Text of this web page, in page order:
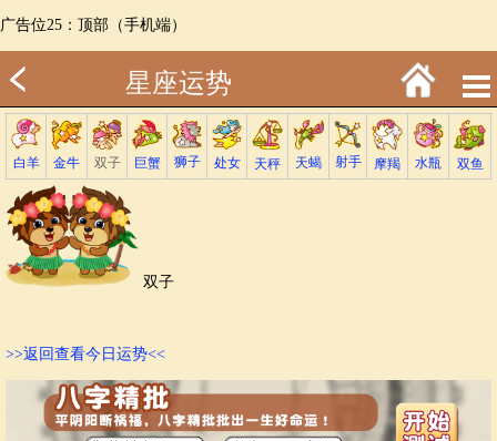
广告位25：顶部（手机端）
星座运势
白羊 金牛 双子 巨蟹 狮子 处女 天秤 天蝎 射手 摩羯 水瓶 双鱼
双子
>>返回查看今日运势<<